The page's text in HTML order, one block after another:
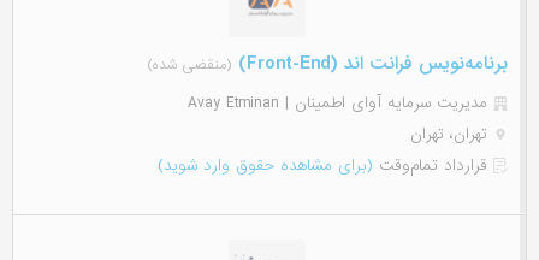
برنامه‌نویس فرانت اند (Front-End) (منقضی شده)
مدیریت سرمایه آوای اطمینان | Avay Etminan
تهران، تهران
قرارداد تمام‌وقت (برای مشاهده حقوق وارد شوید)